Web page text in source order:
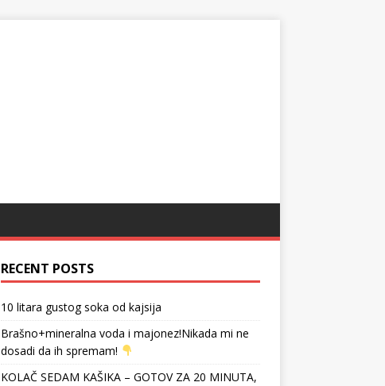
RECENT POSTS
10 litara gustog soka od kajsija
Brašno+mineralna voda i majonez!Nikada mi ne
dosadi da ih spremam!
KOLAČ SEDAM KAŠIKA – GOTOV ZA 20 MINUTA,